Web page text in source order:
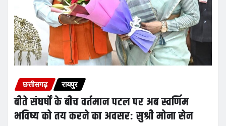
छत्तीसगढ़ रायपुर
बीते संघर्षों के बीच वर्तमान पटल पर अब स्वर्णिम
भविष्य को तय करने का अवसर: सुश्री मोना सेन